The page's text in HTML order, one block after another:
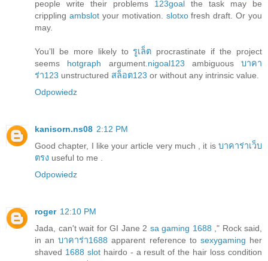
people write their problems 123goal the task may be
crippling ambslotyour motivation. slotxofresh draft. Or you
may.
You’ll be more likely toรูเล็ต procrastinate if the project
seems hotgraph argument. nigoal123 ambiguous บาคา
ร่า123 unstructured สล็อต123 or without any intrinsic value.
Odpowiedz
kanisorn.ns08 2:12 PM
Good chapter, I like your article very much , it is บาคาร่าเว็บ
ตรง useful to me .
Odpowiedz
roger 12:10 PM
Jada, can't wait for GI Jane 2 sa gaming 1688 ," Rock said,
in anบาคาร่า1688 apparent reference to sexygaming her
shaved 1688 slothairdo - a result of the hair loss condition